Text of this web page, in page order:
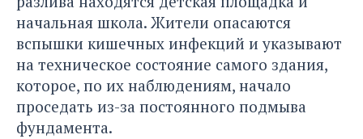
начальная школа. Жители опасаются
вспышки кишечных инфекций и указывают
на техническое состояние самого здания,
которое, по их наблюдениям, начало
проседать из-за постоянного подмыва
фундамента.